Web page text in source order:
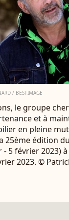
/ BESTIMAGE
le groupe
et à
en pleine
25ème édition
- 5 février 2023)
2023. ©